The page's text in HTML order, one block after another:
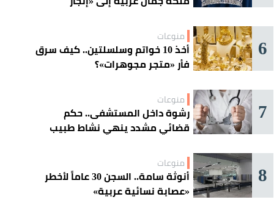
6 منوعات
أخذ 10 خواتم وسلسلتين.. كيف سرق
فأر «متجر مجوهرات»؟
7 منوعات
رشوة داخل المستشفى.. حكم
قضائي مشدد ينهي نشاط طبيب
8 منوعات
أنوثة سامة.. السجن 30 عاماً لأخطر
«عصابة نسائية عربية»